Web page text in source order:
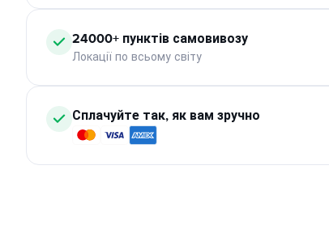
24000+ пунктів самовивозу
Локації по всьому світу
Сплачуйте так, як вам зручно